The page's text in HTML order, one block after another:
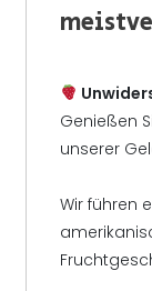
Genießen
unserer
Wir führen